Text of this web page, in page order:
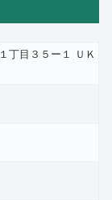
丁目３５ー１ ＵＫ